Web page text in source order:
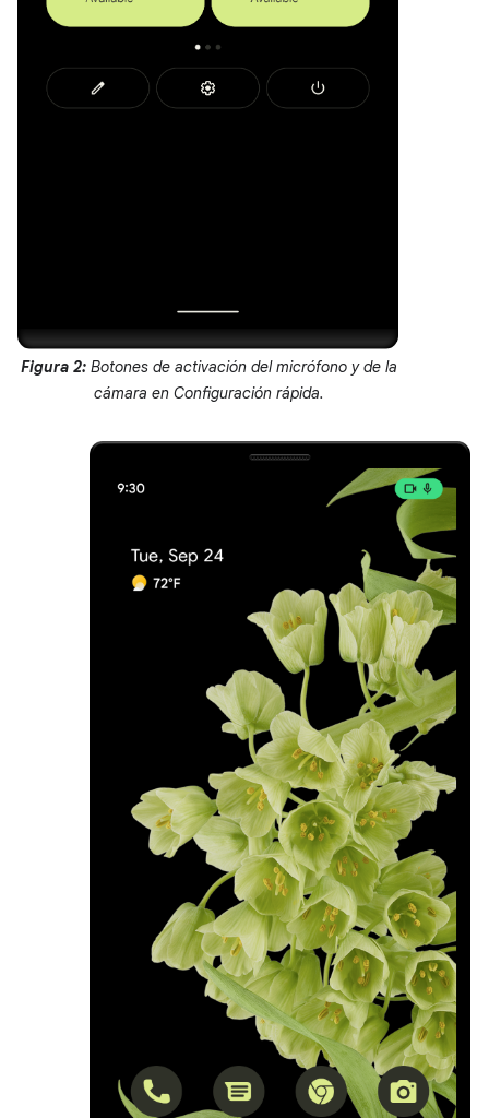
Figura 2:Botones de activación del micrófono y de la
cámara en Configuración rápida.